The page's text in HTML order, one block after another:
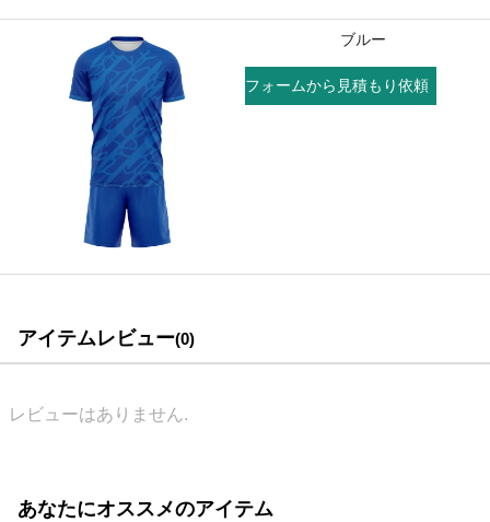
ブルー
フォームから見積もり依頼
アイテムレビュー(0)
レビューはありません.
あなたにオススメのアイテム